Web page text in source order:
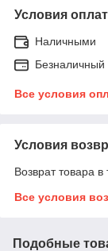
Условия
Наличными
Безналичный
Все условия
Условия
Возврат товара
Все условия
Подобные